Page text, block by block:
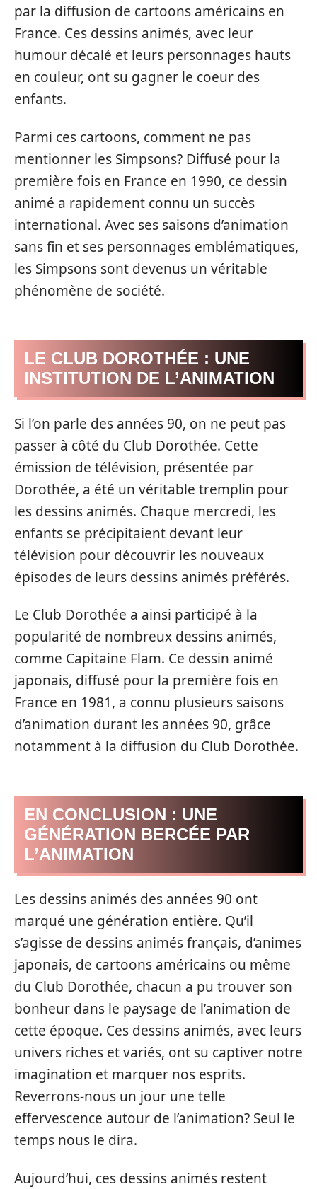
par la diffusion de cartoons américains en
France. Ces dessins animés, avec leur
humour décalé et leurs personnages hauts
en couleur, ont su gagner le coeur des
enfants.
Parmi ces cartoons, comment ne pas
mentionner les Simpsons? Diffusé pour la
première fois en France en 1990, ce dessin
animé a rapidement connu un succès
international. Avec ses saisons d’animation
sans fin et ses personnages emblématiques,
les Simpsons sont devenus un véritable
phénomène de société.
LE CLUB DOROTHÉE : UNE
INSTITUTION DE L’ANIMATION
Si l’on parle des années 90, on ne peut pas
passer à côté du Club Dorothée. Cette
émission de télévision, présentée par
Dorothée, a été un véritable tremplin pour
les dessins animés. Chaque mercredi, les
enfants se précipitaient devant leur
télévision pour découvrir les nouveaux
épisodes de leurs dessins animés préférés.
Le Club Dorothée a ainsi participé à la
popularité de nombreux dessins animés,
comme Capitaine Flam. Ce dessin animé
japonais, diffusé pour la première fois en
France en 1981, a connu plusieurs saisons
d’animation durant les années 90, grâce
notamment à la diffusion du Club Dorothée.
EN CONCLUSION : UNE
GÉNÉRATION BERCÉE PAR
L’ANIMATION
Les dessins animés des années 90 ont
marqué une génération entière. Qu’il
s’agisse de dessins animés français, d’animes
japonais, de cartoons américains ou même
du Club Dorothée, chacun a pu trouver son
bonheur dans le paysage de l’animation de
cette époque. Ces dessins animés, avec leurs
univers riches et variés, ont su captiver notre
imagination et marquer nos esprits.
Reverrons-nous un jour une telle
effervescence autour de l’animation? Seul le
temps nous le dira.
Aujourd’hui, ces dessins animés restent